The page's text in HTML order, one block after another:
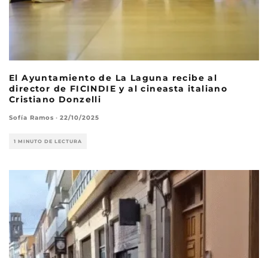
El Ayuntamiento de La Laguna recibe al
director de FICINDIE y al cineasta italiano
Cristiano Donzelli
Sofía Ramos · 22/10/2025
1 MINUTO DE LECTURA